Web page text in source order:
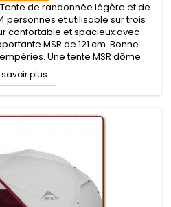
- Tente de randonnée légère et de
et utilisable sur trois
confortable et spacieux avec
MSR de 121 cm. Bonne
Une tente MSR dôme
rapport qualité/prix pour trois
savoir plus